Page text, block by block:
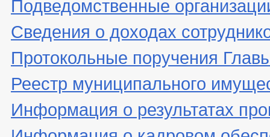
Сведения о доходах
Протокольные поручения
Реестр муниципального
Информация о результатах